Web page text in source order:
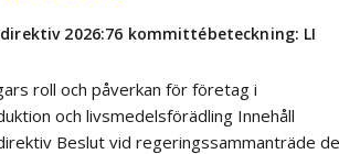
2026:76 kommittébeteckning: LI
roll och påverkan för företag i
och livsmedelsförädling Innehåll
Beslut vid regeringssammanträde